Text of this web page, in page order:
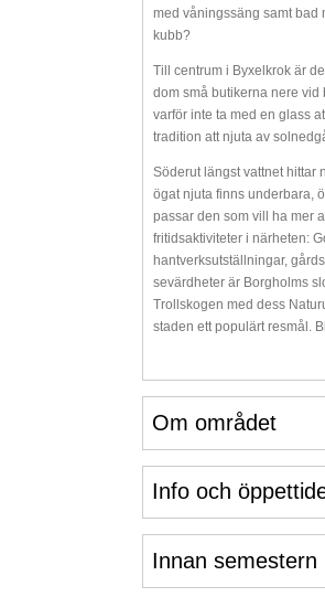
med våningssäng samt bad
kubb?
Till centrum i Byxelkrok är
dom små butikerna nere vid
varför inte ta med en glass
tradition att njuta av
Söderut längst vattnet hittar
ögat njuta finns underbara,
passar den som vill ha mer
fritidsaktiviteter i närheten:
hantverksutställningar,
sevärdheter är Borgholms
Trollskogen med dess
staden ett populärt resmål.
Om området
Info och
Innan semestern